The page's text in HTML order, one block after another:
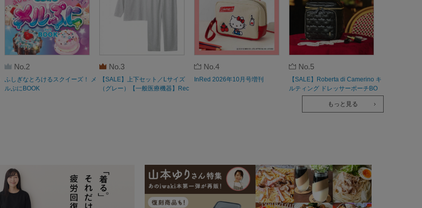
No.2
ふしぎなとろけるスクイーズ！ メ
ルぷにBOOK
No.3
【SALE】上下セット／Lサイズ
（グレー）【一般医療機器】Rec
No.4
InRed 2026年10月号増刊
No.5
【SALE】Roberta di Camerino キ
ルティング ドレッサーポーチBO
もっと見る